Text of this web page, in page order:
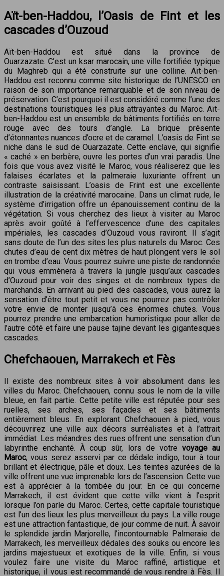
Aït-ben-Haddou, l’Oasis de Fint et les
cascades d’Ouzoud
Aït-ben-Haddou est situé dans la province de
Ouarzazate. C’est un ksar marocain, une ville fortifiée typique
du Maghreb qui a été construite sur une colline. Aït-ben-
Haddou est reconnu comme site historique de l’UNESCO en
raison de son importance remarquable et de son niveau de
préservation. C’est pourquoi il est considéré comme l’une des
destinations touristiques les plus attrayantes du Maroc. Aït-
ben-Haddou est un ensemble de bâtiments fortifiés en terre
rouge avec des tours d’angle. La brique présente
d’étonnantes nuances d’ocre et de caramel. L’oasis de Fint se
niche dans le sud de Ouarzazate. Cette enclave, qui signifie
« caché » en berbère, ouvre les portes d’un vrai paradis. Une
fois que vous avez visité le Maroc, vous réaliserez que les
falaises écarlates et la palmeraie luxuriante offrent un
contraste saisissant. L’oasis de Frint est une excellente
illustration de la créativité marocaine. Dans un climat rude, le
système d’irrigation offre un épanouissement continu de la
végétation. Si vous cherchez des lieux à visiter au Maroc
après avoir goûté à l’effervescence d’une des capitales
impériales, les cascades d’Ouzoud vous raviront. Il s’agit
sans doute de l’un des sites les plus naturels du Maroc. Ces
chutes d’eau de cent dix mètres de haut plongent vers le sol
en trombe d’eau. Vous pourrez suivre une piste de randonnée
qui vous emmènera à travers la jungle jusqu’aux cascades
d’Ouzoud pour voir des singes et de nombreux types de
marchands. En arrivant au pied des cascades, vous aurez la
sensation d’être tout petit et vous ne pourrez pas contrôler
votre envie de monter jusqu’à ces énormes chutes. Vous
pourrez prendre une embarcation humoristique pour aller de
l’autre côté et faire une pause tajine devant les gigantesques
cascades.
Chefchaouen, Marrakech et Fès
Il existe des nombreux sites à voir absolument dans les
villes du Maroc. Chefchaouen, connu sous le nom de la ville
bleue, en fait partie. Cette petite ville est réputée pour ses
ruelles, ses arches, ses façades et ses bâtiments
entièrement bleus. En explorant Chefchaouen à pied, vous
découvrirez une ville aux décors surréalistes et à l’attrait
immédiat. Les méandres des rues offrent une sensation d’un
labyrinthe enchanté. À coup sûr, lors de votre voyage au
Maroc, vous serez asservi par ce dédale indigo, tour à tour
brillant et électrique, pâle et doux. Les teintes azurées de la
ville offrent une vue imprenable lors de l’ascension. Cette vue
est à apprécier à la tombée du jour. En ce qui concerne
Marrakech, il est évident que cette ville vient à l’esprit
lorsque l’on parle du Maroc. Certes, cette capitale touristique
est l’un des lieux les plus merveilleux du pays. La ville rouge
est une attraction fantastique, de jour comme de nuit. À savoir
le splendide jardin Marjorelle, l’incontournable Palmeraie de
Marrakech, les merveilleux dédales des souks ou encore les
jardins majestueux et exotiques de la ville. Enfin, si vous
voulez faire une visite du Maroc raffiné, artistique et
historique, il vous est recommandé de vous rendre à Fès. Il